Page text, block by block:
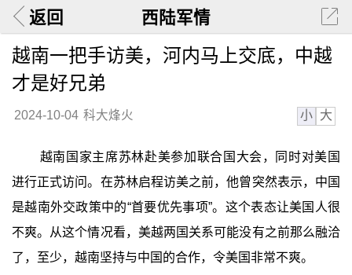
返回 西陆军情
越南一把手访美，河内马上交底，中越
才是好兄弟
2024-10-04 科大烽火 小 大
越南国家主席苏林赴美参加联合国大会，同时对美国
进行正式访问。在苏林启程访美之前，他曾突然表示，中国
是越南外交政策中的“首要优先事项”。这个表态让美国人很
不爽。从这个情况看，美越两国关系可能没有之前那么融洽
了，至少，越南坚持与中国的合作，令美国非常不爽。